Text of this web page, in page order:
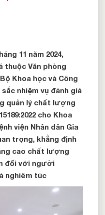
11 năm 2024,
thuộc Văn phòng
Khoa học và Công
nhiệm vụ đánh giá
quản lý chất lượng
cho Khoa
viện Nhân dân Gia
trọng, khẳng định
cao chất lượng
đối với người
nghiêm túc